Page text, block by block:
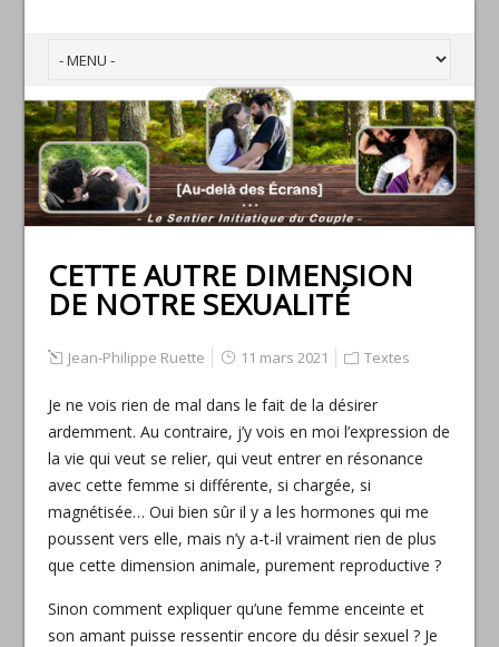
CETTE AUTRE DIMENSION
DE NOTRE SEXUALITÉ
Jean-Philippe Ruette 11 mars 2021 Textes
Je ne vois rien de mal dans le fait de la désirer
ardemment. Au contraire, j’y vois en moi l’expression de
la vie qui veut se relier, qui veut entrer en résonance
avec cette femme si différente, si chargée, si
magnétisée… Oui bien sûr il y a les hormones qui me
poussent vers elle, mais n’y a-t-il vraiment rien de plus
que cette dimension animale, purement reproductive ?
Sinon comment expliquer qu’une femme enceinte et
son amant puisse ressentir encore du désir sexuel ? Je